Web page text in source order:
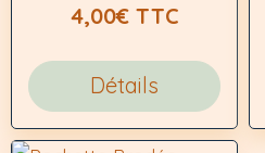
4,00€ TTC
Détails